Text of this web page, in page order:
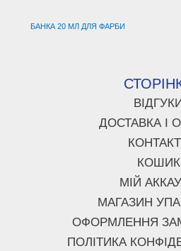
БАНКА 20 МЛ ДЛЯ ФАРБИ
ВІДГУКИ
ДОСТАВКА І
КОШИК
МІЙ
МАГАЗИН
ОФОРМЛЕННЯ
ПОЛІТИКА